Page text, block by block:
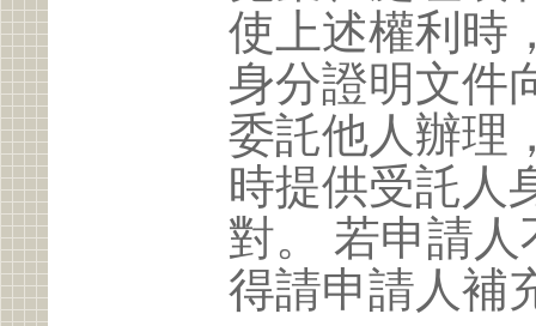
使上述權利時
身分證明文件
委託他人辦理
時提供受託人
對。 若申請
得請申請人補